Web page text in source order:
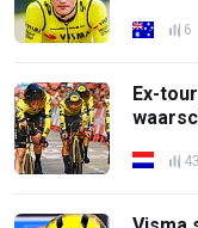
6
Ex-
43